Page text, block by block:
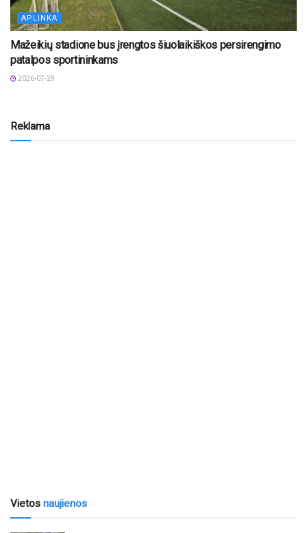
APLINKA
Mažeikių stadione bus įrengtos šiuolaikiškos persirengimo
patalpos sportininkams
2026-07-29
Reklama
Vietos naujienos